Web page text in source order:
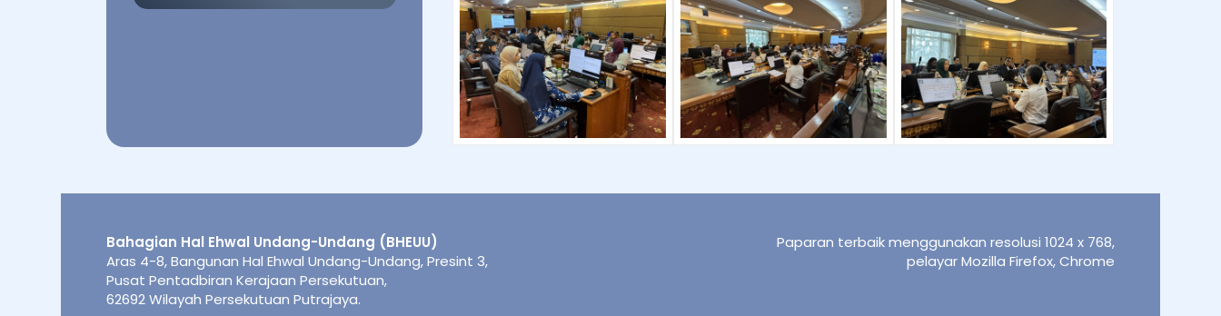
Bahagian Hal Ehwal Undang-Undang (BHEUU)
Aras 4-8, Bangunan Hal Ehwal Undang-Undang, Presint 3,
Pusat Pentadbiran Kerajaan Persekutuan,
62692 Wilayah Persekutuan Putrajaya.
Paparan terbaik menggunakan resolusi 1024 x 768,
pelayar Mozilla Firefox, Chrome